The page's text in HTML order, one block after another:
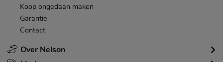
Over Nelson
Koop ongedaan maken
Garantie
Contact